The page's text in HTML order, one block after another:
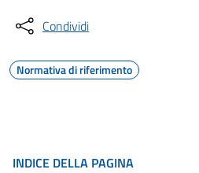
Condividi
Normativa di riferimento
INDICE DELLA PAGINA